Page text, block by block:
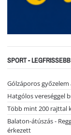
SPORT - LEGFRISSEBB
Gólzáporos
Hatgólos vereséggel
Több mint 200 rajttal
Balaton-átúszás -
érkezett